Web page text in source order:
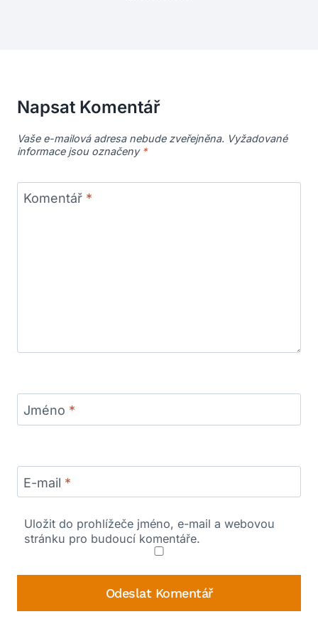
Napsat Komentář
Vaše e-mailová adresa nebude zveřejněna. Vyžadované
informace jsou označeny *
Komentář *
Jméno *
E-mail *
Uložit do prohlížeče jméno, e-mail a webovou
stránku pro budoucí komentáře.